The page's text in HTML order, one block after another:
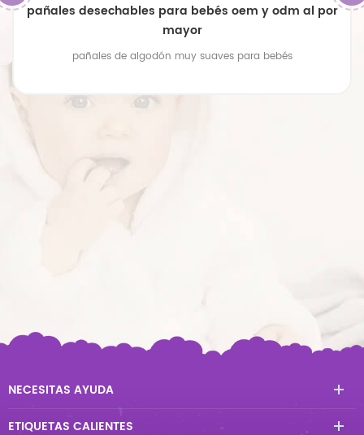
pañales desechables para bebés oem y odm al por
mayor
pañales de algodón muy suaves para bebés
NECESITAS AYUDA
ETIQUETAS CALIENTES